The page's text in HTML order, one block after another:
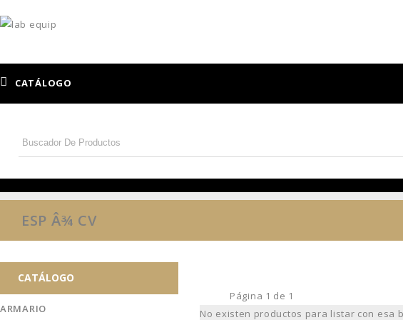
CATÁLOGO
ESP Â¾ CV
Página 1 de 1
No existen productos para listar con esa
CATÁLOGO
ARMARIO